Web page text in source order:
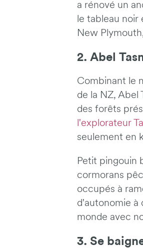
a rénové un
le tableau noir
New
2. Abel
Combinant le
de la NZ, Abel
des forêts
l'explorateur
seulement en
Petit pingouin
cormorans
occupés à
d'autonomie à
monde avec
3. Se